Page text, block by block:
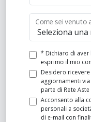
* Dichiaro di aver
esprimo il mio
Desidero
aggiornamenti
parte di Rete Aste
Acconsento alla
personali a
di e-mail con